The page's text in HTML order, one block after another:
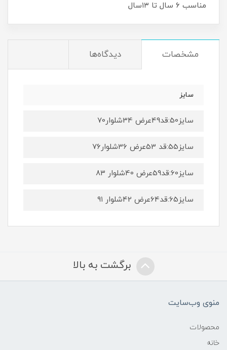
مناسب ۶ سال تا ۱۳سال
مشخصات دیدگاه‌ها
سایز
سایز50:قد49عرض 34شلوار70
سایز55:قد 53عرض 36شلوار7۶
سایز60:قد59عرض 40شلوار ۸۳
سایز65:قد64عرض 42شلوار ۹۱
برگشت به بالا
منوی وب‌سایت
محصولات
خانه